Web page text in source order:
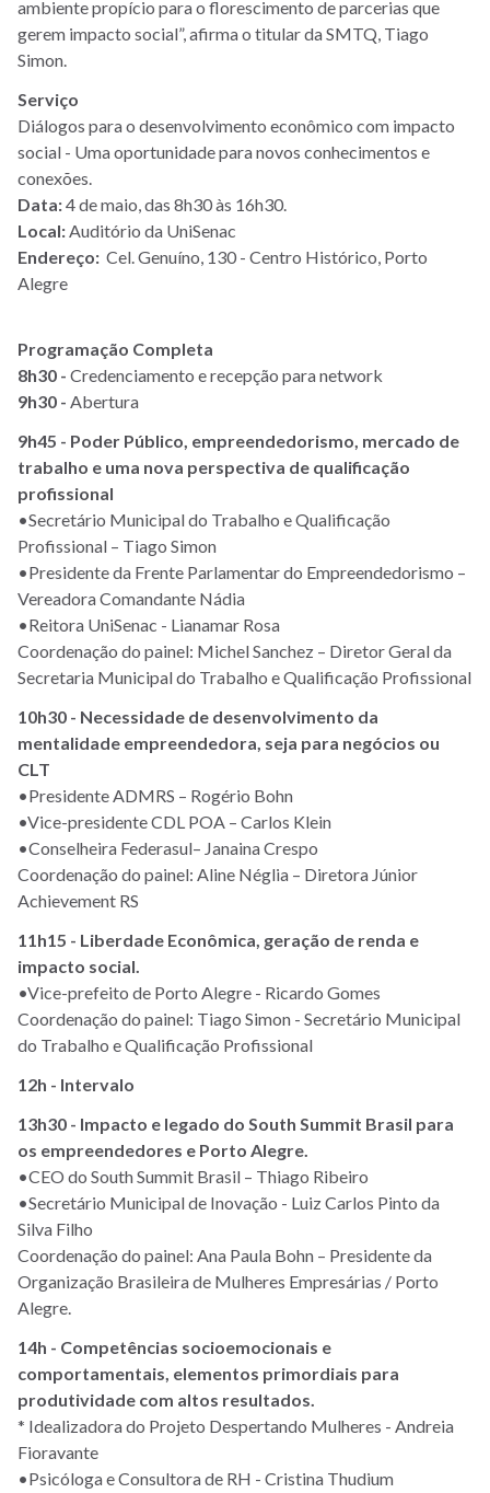
ambiente propício para o florescimento de parcerias que
gerem impacto social”, afirma o titular da SMTQ, Tiago
Simon.
Serviço
Diálogos para o desenvolvimento econômico com impacto
social - Uma oportunidade para novos conhecimentos e
conexões.
Data:4 de maio, das 8h30 às 16h30.
Local: Auditório da UniSenac
Endereço: Cel. Genuíno, 130 - Centro Histórico, Porto
Alegre
Programação Completa
8h30 - Credenciamento e recepção para network
9h30 - Abertura
9h45 - Poder Público, empreendedorismo, mercado de
trabalho e uma nova perspectiva de qualificação
profissional
•Secretário Municipal do Trabalho e Qualificação
Profissional – Tiago Simon
•Presidente da Frente Parlamentar do Empreendedorismo –
Vereadora Comandante Nádia
•Reitora UniSenac - Lianamar Rosa
Coordenação do painel: Michel Sanchez – Diretor Geral da
Secretaria Municipal do Trabalho e Qualificação Profissional
10h30 - Necessidade de desenvolvimento da
mentalidade empreendedora, seja para negócios ou
CLT
•Presidente ADMRS – Rogério Bohn
•Vice-presidente CDL POA – Carlos Klein
•Conselheira Federasul– Janaina Crespo
Coordenação do painel: Aline Néglia – Diretora Júnior
Achievement RS
11h15 - Liberdade Econômica, geração de renda e
impacto social.
•Vice-prefeito de Porto Alegre - Ricardo Gomes
Coordenação do painel: Tiago Simon - Secretário Municipal
do Trabalho e Qualificação Profissional
12h - Intervalo
13h30 - Impacto e legado do South Summit Brasil para
os empreendedores e Porto Alegre.
•CEO do South Summit Brasil – Thiago Ribeiro
•Secretário Municipal de Inovação - Luiz Carlos Pinto da
Silva Filho
Coordenação do painel: Ana Paula Bohn – Presidente da
Organização Brasileira de Mulheres Empresárias / Porto
Alegre.
14h - Competências socioemocionais e
comportamentais, elementos primordiais para
produtividade com altos resultados.
* Idealizadora do Projeto Despertando Mulheres - Andreia
Fioravante
•Psicóloga e Consultora de RH - Cristina Thudium